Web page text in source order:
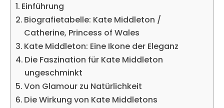
Einführung
Biografietabelle: Kate Middleton /
Catherine, Princess of Wales
Kate Middleton: Eine Ikone der Eleganz
Die Faszination für Kate Middleton
ungeschminkt
Von Glamour zu Natürlichkeit
Die Wirkung von Kate Middletons